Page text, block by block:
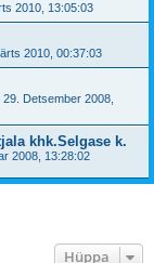
2010, 13:05:03
2010, 00:37:03
Detsember 2008,
khk.Selgase k.
2008, 13:28:02
Hüppa